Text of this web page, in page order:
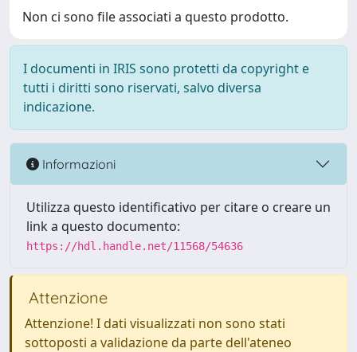
Non ci sono file associati a questo prodotto.
I documenti in IRIS sono protetti da copyright e
tutti i diritti sono riservati, salvo diversa
indicazione.
Informazioni
Utilizza questo identificativo per citare o creare un
link a questo documento:
https://hdl.handle.net/11568/54636
Attenzione
Attenzione! I dati visualizzati non sono stati
sottoposti a validazione da parte dell'ateneo